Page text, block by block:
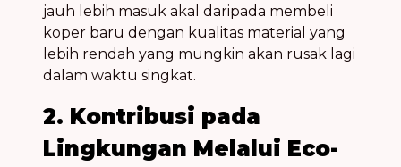
jauh lebih masuk akal daripada membeli
koper baru dengan kualitas material yang
lebih rendah yang mungkin akan rusak lagi
dalam waktu singkat.
2. Kontribusi pada
Lingkungan Melalui Eco-